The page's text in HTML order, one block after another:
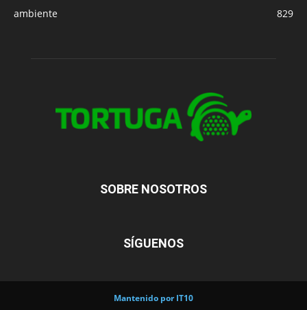
ambiente
829
SOBRE NOSOTROS
SÍGUENOS
Mantenido por IT10